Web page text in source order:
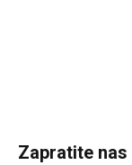
Zapratite nas